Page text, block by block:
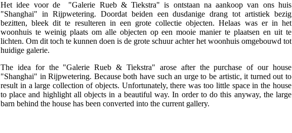
Het idee voor de "Galerie Rueb & Tiekstra" is ontstaan na aankoop van ons huis
"Shanghai" in Rijpwetering. Doordat beiden een dusdanige drang tot artistiek bezig
bezitten, bleek dit te resulteren in een grote collectie objecten. Helaas was er in het
woonhuis te weinig plaats om alle objecten op een mooie manier te plaatsen en uit te
lichten. Om dit toch te kunnen doen is de grote schuur achter het woonhuis omgebouwd tot
huidige galerie.
The idea for the "Galerie Rueb & Tiekstra" arose after the purchase of our house
"Shanghai" in Rijpwetering. Because both have such an urge to be artistic, it turned out to
result in a large collection of objects. Unfortunately, there was too little space in the house
to place and highlight all objects in a beautiful way. In order to do this anyway, the large
barn behind the house has been converted into the current gallery.